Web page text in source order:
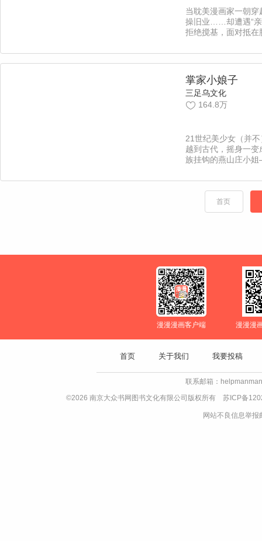
当耽美漫画家一朝
操旧业……却遭遇“亲
拒绝搅基，面对抵在
不受自己的控制，幕
人到底是谁?!【责编
掌家小娘子
三足乌文化
164.8万
21世纪美少女（并
越到古代，摇身一
族挂钩的燕山庄小
好，却没想到燕山庄
只有她和山庄的二
出生天。自此咸鱼
不得不含泪肩负起
首页
漫漫漫画客户端 漫漫漫
首页 关于我们 我要投稿
联系邮箱：
©2026 南京大众书网图书文化有限公司版权所有 苏ICP备
网站不良信息举